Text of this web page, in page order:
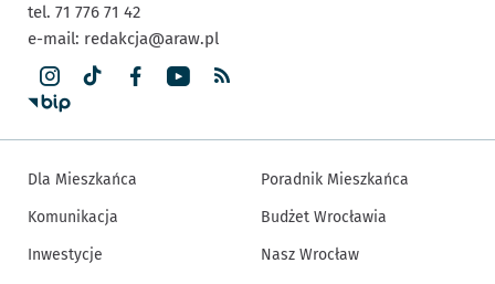
tel. 71 776 71 42
e-mail: redakcja@araw.pl
Dla Mieszkańca
Komunikacja
Inwestycje
Poradnik Mieszkańca
Budżet Wrocławia
Nasz Wrocław